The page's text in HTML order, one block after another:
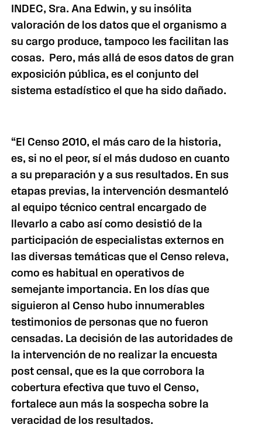
INDEC, Sra. Ana Edwin, y su insólita
valoración de los datos que el organismo a
su cargo produce, tampoco les facilitan las
cosas. Pero, más allá de esos datos de gran
exposición pública, es el conjunto del
sistema estadístico el que ha sido dañado.
“El Censo 2010, el más caro de la historia,
es, si no el peor, sí el más dudoso en cuanto
a su preparación y a sus resultados. En sus
etapas previas, la intervención desmanteló
al equipo técnico central encargado de
llevarlo a cabo así como desistió de la
participación de especialistas externos en
las diversas temáticas que el Censo releva,
como es habitual en operativos de
semejante importancia. En los días que
siguieron al Censo hubo innumerables
testimonios de personas que no fueron
censadas. La decisión de las autoridades de
la intervención de no realizar la encuesta
post censal, que es la que corrobora la
cobertura efectiva que tuvo el Censo,
fortalece aun más la sospecha sobre la
veracidad de los resultados.